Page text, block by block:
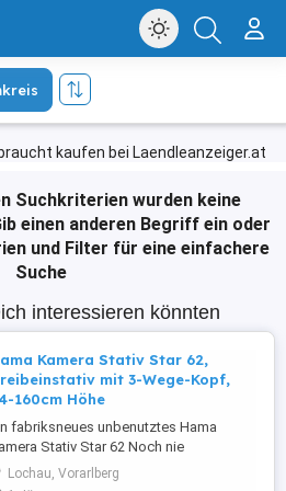
kaufen bei Laendleanzeiger.at
Suchkriterien wurden keine
einen anderen Begriff ein oder
und Filter für eine einfachere
Suche
interessieren könnten
Kamera Stativ Star 62,
mit 3-Wege-Kopf,
160cm Höhe
fabriksneues unbenutztes Hama
Stativ Star 62 Noch nie
Dreibeinstativ mit 3-Wege-
64-160cm Höhe Für Fotokamera
Lochau, Vorarlberg